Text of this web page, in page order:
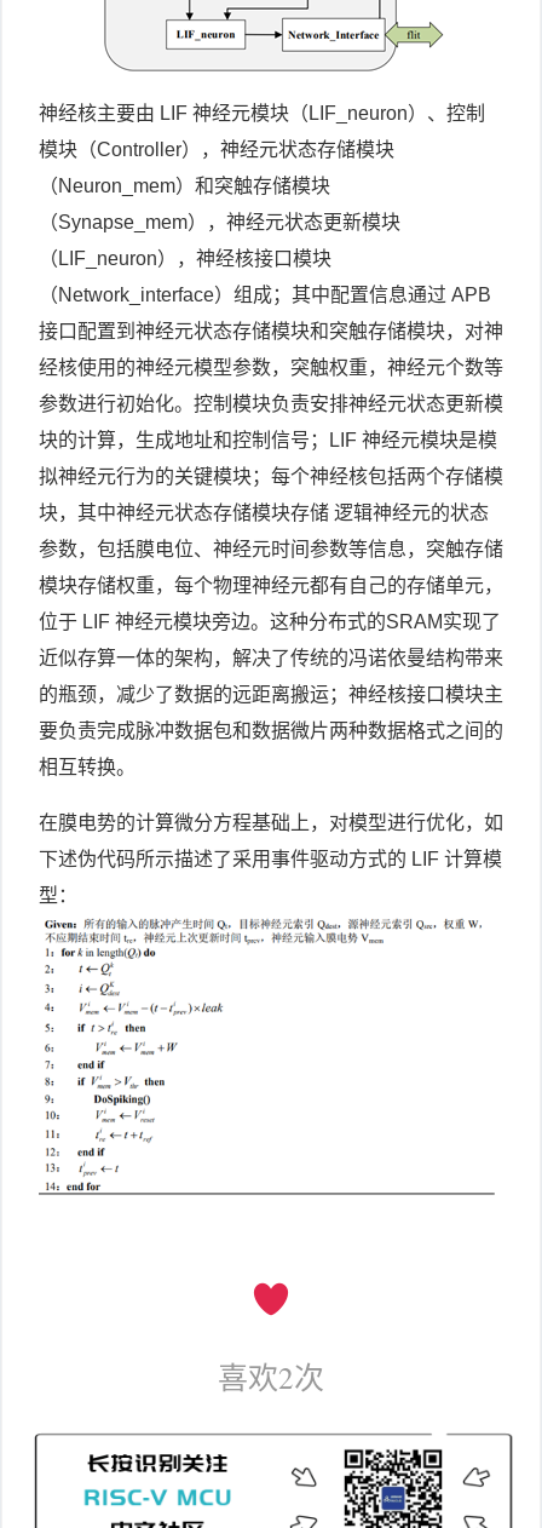
神经核主要由 LIF 神经元模块（LIF_neuron）、控制
模块（Controller），神经元状态存储模块
（Neuron_mem）和突触存储模块
（Synapse_mem），神经元状态更新模块
（LIF_neuron），神经核接口模块
（Network_interface）组成；其中配置信息通过 APB
接口配置到神经元状态存储模块和突触存储模块，对神
经核使用的神经元模型参数，突触权重，神经元个数等
参数进行初始化。控制模块负责安排神经元状态更新模
块的计算，生成地址和控制信号；LIF 神经元模块是模
拟神经元行为的关键模块；每个神经核包括两个存储模
块，其中神经元状态存储模块存储 逻辑神经元的状态
参数，包括膜电位、神经元时间参数等信息，突触存储
模块存储权重，每个物理神经元都有自己的存储单元，
位于 LIF 神经元模块旁边。这种分布式的SRAM实现了
近似存算一体的架构，解决了传统的冯诺依曼结构带来
的瓶颈，减少了数据的远距离搬运；神经核接口模块主
要负责完成脉冲数据包和数据微片两种数据格式之间的
相互转换。
在膜电势的计算微分方程基础上，对模型进行优化，如
下述伪代码所示描述了采用事件驱动方式的 LIF 计算模
型：
喜欢2次